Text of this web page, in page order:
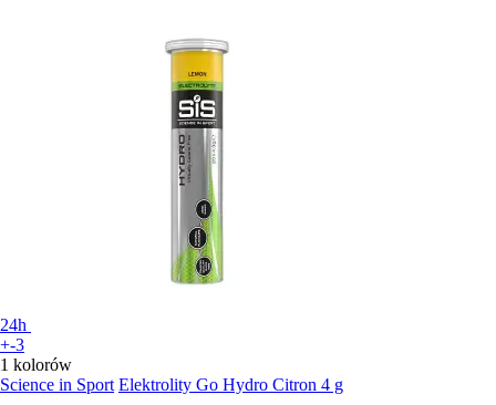
24h
+-3
1 kolorów
Science in Sport Elektrolity Go Hydro Citron 4 g